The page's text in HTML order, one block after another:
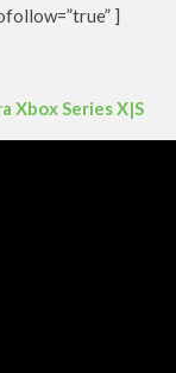
]
Xbox Series X|S